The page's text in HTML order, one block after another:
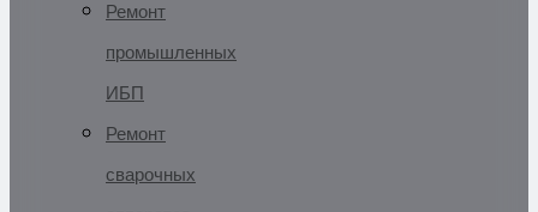
Ремонт
промышленных
ИБП
Ремонт
сварочных